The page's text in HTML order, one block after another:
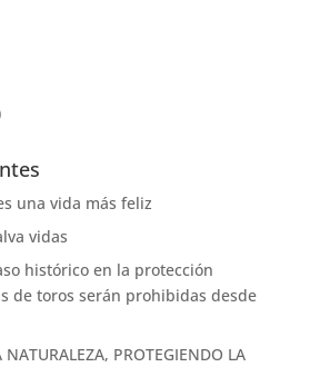
una vida más feliz
vidas
histórico en la protección
de toros serán prohibidas desde
PROTEGIENDO LA